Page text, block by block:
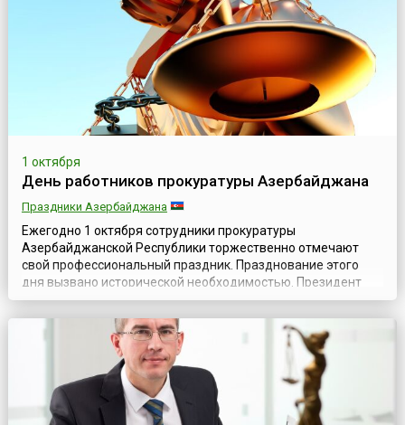
1917 года и Гражданской войной, начала формироваться
система юстиции будущего государства...
1 октября
День работников прокуратуры Азербайджана
Праздники Азербайджана
Ежегодно 1 октября сотрудники прокуратуры
Азербайджанской Республики торжественно отмечают
свой профессиональный праздник. Празднование этого
дня вызвано исторической необходимостью. Президент
Азербайджанской Республики Гейдар Алиев 17 июля 1998
года подписал распоряжение о проведении 1 октября
профессионального праздника работников прокуратуры
Азербайджанской Республики основываясь на том, чт...